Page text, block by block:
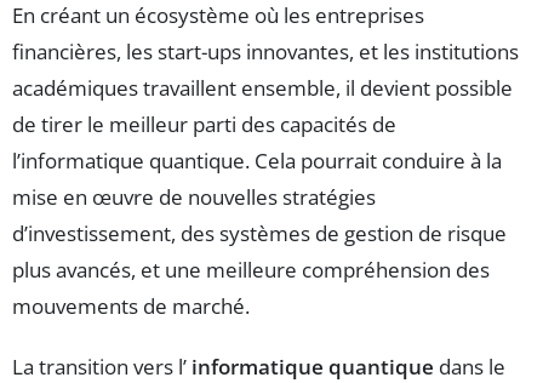
En créant un écosystème où les entreprises
financières, les start-ups innovantes, et les institutions
académiques travaillent ensemble, il devient possible
de tirer le meilleur parti des capacités de
l’informatique quantique. Cela pourrait conduire à la
mise en œuvre de nouvelles stratégies
d’investissement, des systèmes de gestion de risque
plus avancés, et une meilleure compréhension des
mouvements de marché.
La transition vers l’ informatique quantique dans le